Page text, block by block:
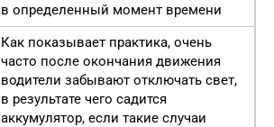
в определенный момент времени
Как показывает практика, очень
часто после окончания движения
водители забывают отключать свет,
в результате чего садится
аккумулятор, если такие случаи